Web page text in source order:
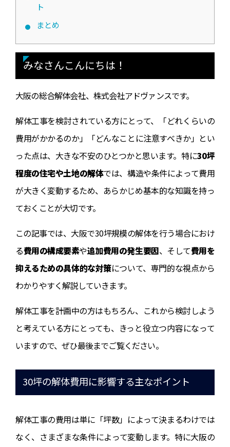
ト
まとめ
みなさんこんにちは！
大阪の総合解体会社、株式会社アドヴァンスです。
解体工事を検討されている方にとって、「どれくらいの
費用がかかるのか」「どんなことに注意すべきか」とい
った点は、大きな不安のひとつかと思います。特に30坪
程度の住宅や土地の解体では、構造や条件によって費用
が大きく変動するため、あらかじめ基本的な知識を持っ
ておくことが大切です。
この記事では、大阪で30坪規模の解体を行う場合におけ
る費用の構成要素や追加費用の発生要因、そして費用を
抑えるための具体的な対策について、専門的な視点から
わかりやすく解説していきます。
解体工事を計画中の方はもちろん、これから検討しよう
と考えている方にとっても、きっと役立つ内容になって
いますので、ぜひ最後までご覧ください。
30坪の解体費用に影響する主なポイント
解体工事の費用は単に「坪数」によって決まるわけでは
なく、さまざまな条件によって変動します。特に大阪の